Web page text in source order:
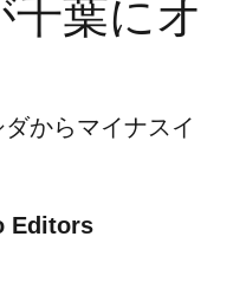
千葉にオ
からマイナスイ
Editors